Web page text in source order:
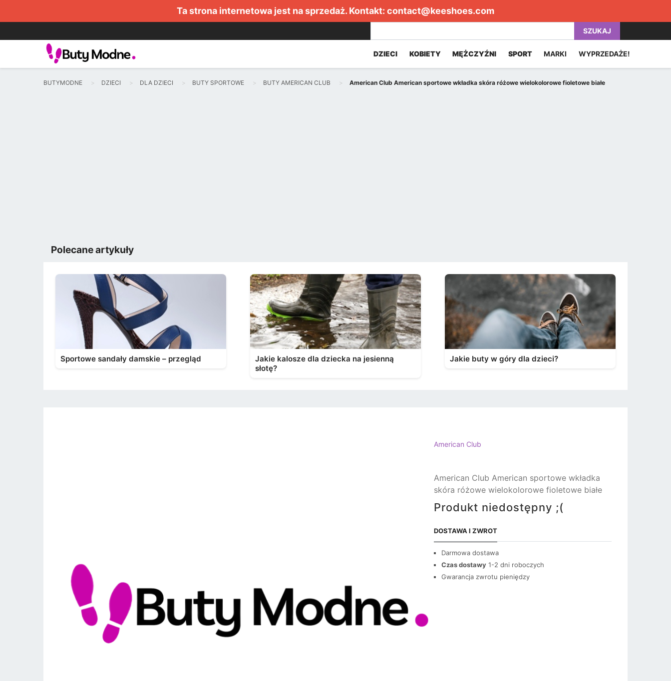
Ta strona internetowa jest na sprzedaż. Kontakt: contact@keeshoes.com
SZUKAJ
DZIECI KOBIETY MĘŻCZYŹNI SPORT MARKI WYPRZEDAŻE!
BUTYMODNE DZIECI DLA DZIECI BUTY SPORTOWE BUTY AMERICAN CLUB American Club American sportowe wkładka skóra różowe wielokolorowe fioletowe białe
Polecane artykuły
Sportowe sandały damskie – przegląd
Jakie kalosze dla dziecka na jesienną
słotę?
Jakie buty w góry dla dzieci?
American Club
American Club American sportowe wkładka
skóra różowe wielokolorowe fioletowe białe
Produkt niedostępny ;(
DOSTAWA I ZWROT
Darmowa dostawa
Czas dostawy 1-2 dni roboczych
Gwarancja zwrotu pieniędzy